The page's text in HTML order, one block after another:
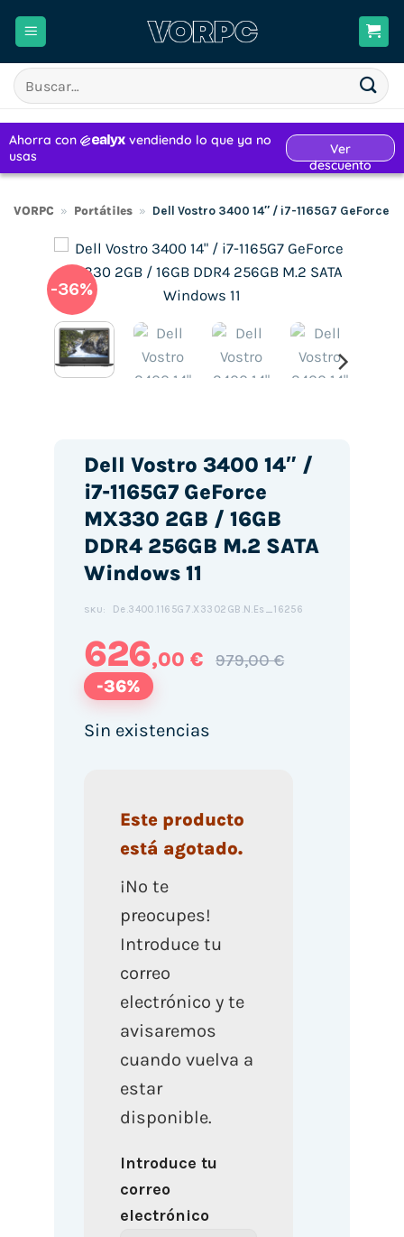
Buscar
por:
VORPC » Portátiles » Dell Vostro 3400 14″ / i7-1165G7 GeForce
-36%
Dell Vostro 3400 14″ /
i7-1165G7 GeForce
MX330 2GB / 16GB
DDR4 256GB M.2 SATA
Windows 11
SKU: De.3400.1165G7.X3302GB.N.Es_16256
626,00 € 979,00 €
-36%
Sin existencias
Este producto
está agotado.
¡No te
preocupes!
Introduce tu
correo
electrónico y te
avisaremos
cuando vuelva a
estar
disponible.
Introduce tu
correo
electrónico